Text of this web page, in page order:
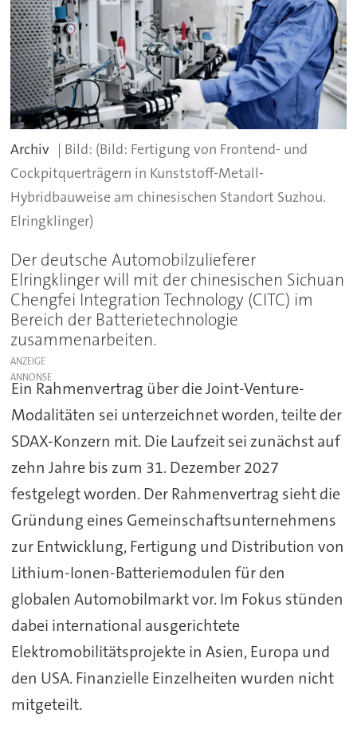
Archiv
(Bild: Fertigung von Frontend- und
Cockpitquerträgern in Kunststoff-Metall-
Hybridbauweise am chinesischen Standort Suzhou.
Elringklinger)
Der deutsche Automobilzulieferer
Elringklinger will mit der chinesischen Sichuan
Chengfei Integration Technology (CITC) im
Bereich der Batterietechnologie
zusammenarbeiten.
ANZEIGE
Ein Rahmenvertrag über die Joint-Venture-
Modalitäten sei unterzeichnet worden, teilte der
SDAX-Konzern mit. Die Laufzeit sei zunächst auf
zehn Jahre bis zum 31. Dezember 2027
festgelegt worden. Der Rahmenvertrag sieht die
Gründung eines Gemeinschaftsunternehmens
zur Entwicklung, Fertigung und Distribution von
Lithium-Ionen-Batteriemodulen für den
globalen Automobilmarkt vor. Im Fokus stünden
dabei international ausgerichtete
Elektromobilitätsprojekte in Asien, Europa und
den USA. Finanzielle Einzelheiten wurden nicht
mitgeteilt.